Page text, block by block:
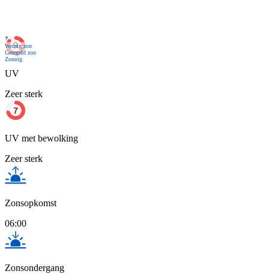
Nu
Weinig zon
Geregeld zon
Zonnig
UV
Zeer sterk
UV met bewolking
Zeer sterk
Zonsopkomst
06:00
Zonsondergang